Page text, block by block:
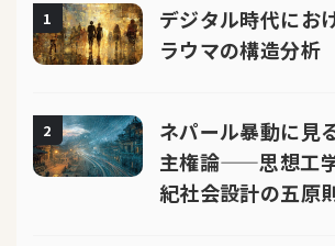
1
デジタル時代にお
ラウマの構造分析
2
ネパール暴動に見
主権論——思想工
紀社会設計の五原